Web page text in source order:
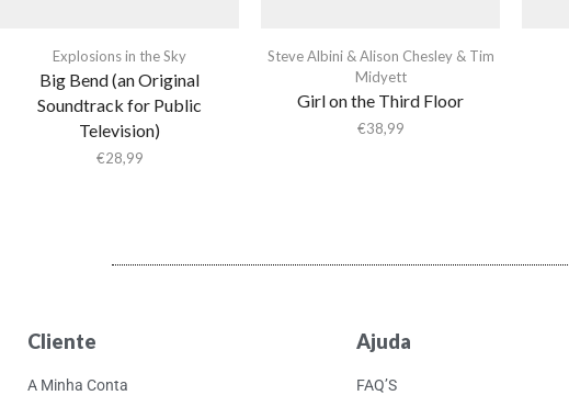
Explosions in the Sky
Big Bend (an Original
Soundtrack for Public
Television)
€28,99
Steve Albini & Alison Chesley & Tim
Midyett
Girl on the Third Floor
€38,99
Cliente
A Minha Conta
Ajuda
FAQ’S